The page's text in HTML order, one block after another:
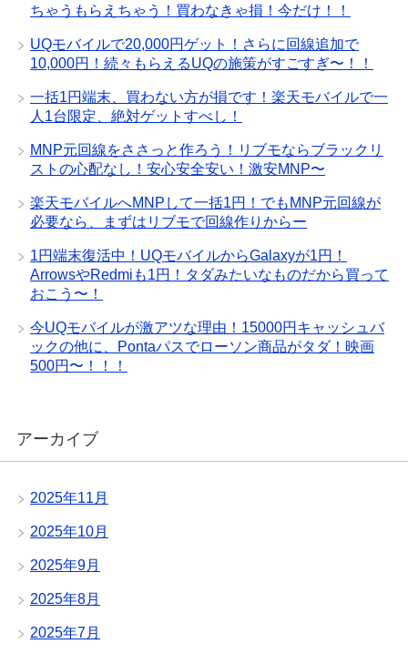
ちゃうもらえちゃう！買わなきゃ損！今だけ！！
UQモバイルで20,000円ゲット！さらに回線追加で
10,000円！続々もらえるUQの施策がすごすぎ〜！！
一括1円端末、買わない方が損です！楽天モバイルで一
人1台限定、絶対ゲットすべし！
MNP元回線をささっと作ろう！リブモならブラックリ
ストの心配なし！安心安全安い！激安MNP〜
楽天モバイルへMNPして一括1円！でもMNP元回線が
必要なら、まずはリブモで回線作りからー
1円端末復活中！UQモバイルからGalaxyが1円！
ArrowsやRedmiも1円！タダみたいなものだから買って
おこう〜！
今UQモバイルが激アツな理由！15000円キャッシュバ
ックの他に、Pontaパスでローソン商品がタダ！映画
500円〜！！！
アーカイブ
2025年11月
2025年10月
2025年9月
2025年8月
2025年7月